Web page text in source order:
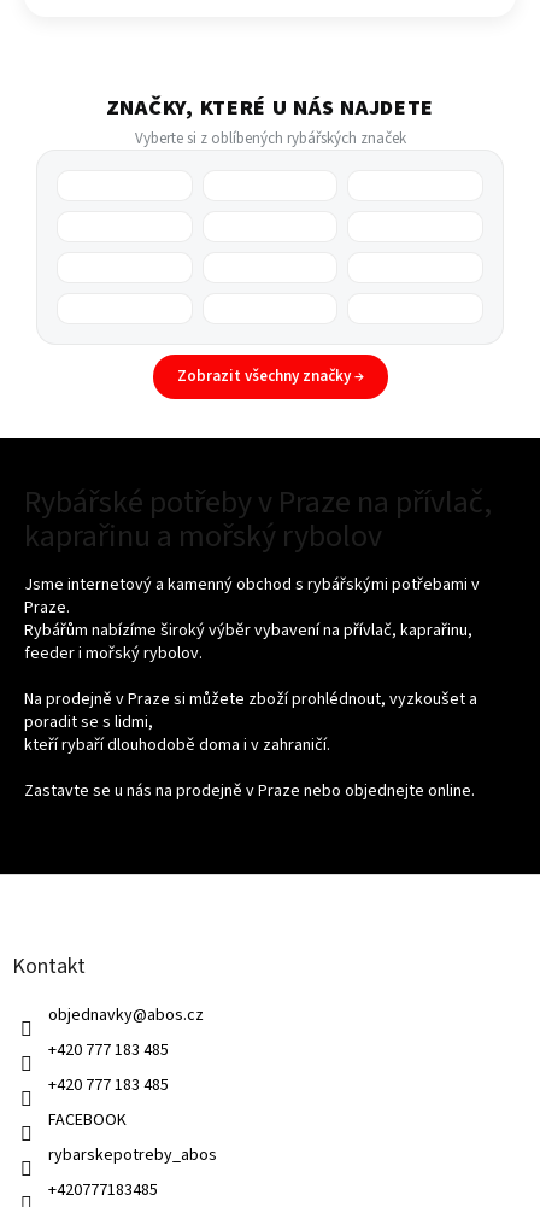
ZNAČKY, KTERÉ U NÁS NAJDETE
Vyberte si z oblíbených rybářských značek
Zobrazit všechny značky →
Rybářské potřeby v Praze na přívlač,
kaprařinu a mořský rybolov
Jsme internetový a kamenný obchod s rybářskými potřebami v
Praze.
Rybářům nabízíme široký výběr vybavení na přívlač, kaprařinu,
feeder i mořský rybolov.
Na prodejně v Praze si můžete zboží prohlédnout, vyzkoušet a
poradit se s lidmi,
kteří rybaří dlouhodobě doma i v zahraničí.
Zastavte se u nás na prodejně v Praze nebo objednejte online.
Z
Kontakt
objednavky@abos.cz
+420 777 183 485
+420 777 183 485
FACEBOOK
rybarskepotreby_abos
+420777183485